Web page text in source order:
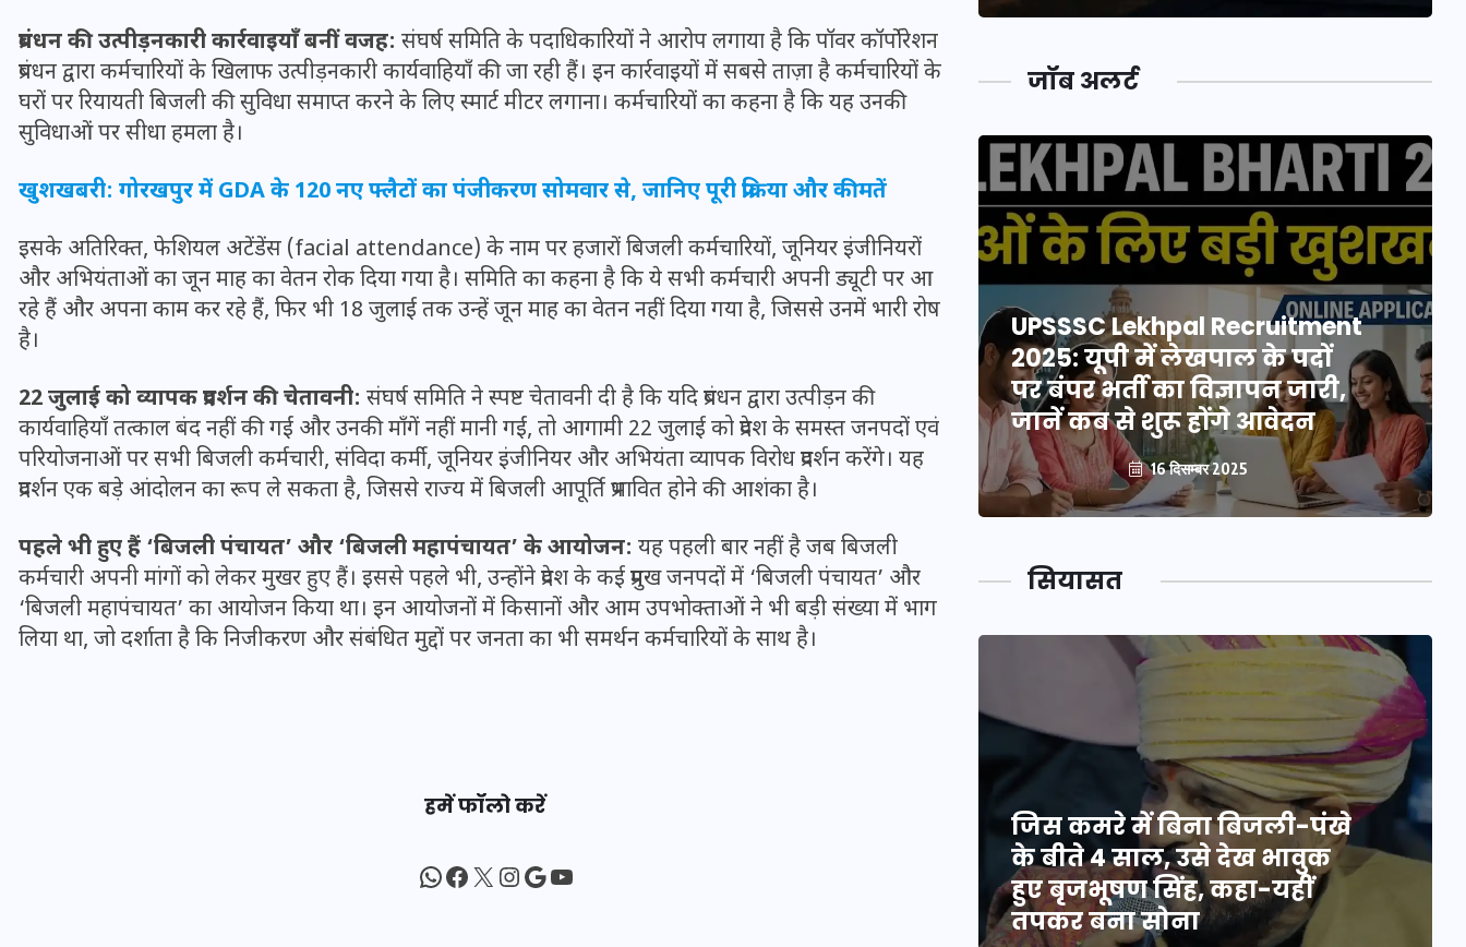
प्रबंधन की उत्पीड़नकारी कार्रवाइयाँ बनीं वजह: संघर्ष समिति के पदाधिकारियों ने आरोप लगाया है कि पॉवर कॉर्पोरेशन
प्रबंधन द्वारा कर्मचारियों के खिलाफ उत्पीड़नकारी कार्यवाहियाँ की जा रही हैं। इन कार्रवाइयों में सबसे ताज़ा है कर्मचारियों के
घरों पर रियायती बिजली की सुविधा समाप्त करने के लिए स्मार्ट मीटर लगाना। कर्मचारियों का कहना है कि यह उनकी
सुविधाओं पर सीधा हमला है।
खुशखबरी: गोरखपुर में GDA के 120 नए फ्लैटों का पंजीकरण सोमवार से, जानिए पूरी प्रक्रिया और कीमतें
इसके अतिरिक्त, फेशियल अटेंडेंस (facial attendance) के नाम पर हजारों बिजली कर्मचारियों, जूनियर इंजीनियरों
और अभियंताओं का जून माह का वेतन रोक दिया गया है। समिति का कहना है कि ये सभी कर्मचारी अपनी ड्यूटी पर आ
रहे हैं और अपना काम कर रहे हैं, फिर भी 18 जुलाई तक उन्हें जून माह का वेतन नहीं दिया गया है, जिससे उनमें भारी रोष
है।
22 जुलाई को व्यापक प्रदर्शन की चेतावनी: संघर्ष समिति ने स्पष्ट चेतावनी दी है कि यदि प्रबंधन द्वारा उत्पीड़न की
कार्यवाहियाँ तत्काल बंद नहीं की गईं और उनकी माँगें नहीं मानी गईं, तो आगामी 22 जुलाई को प्रदेश के समस्त जनपदों एवं
परियोजनाओं पर सभी बिजली कर्मचारी, संविदा कर्मी, जूनियर इंजीनियर और अभियंता व्यापक विरोध प्रदर्शन करेंगे। यह
प्रदर्शन एक बड़े आंदोलन का रूप ले सकता है, जिससे राज्य में बिजली आपूर्ति प्रभावित होने की आशंका है।
पहले भी हुए हैं ‘बिजली पंचायत’ और ‘बिजली महापंचायत’ के आयोजन: यह पहली बार नहीं है जब बिजली
कर्मचारी अपनी मांगों को लेकर मुखर हुए हैं। इससे पहले भी, उन्होंने प्रदेश के कई प्रमुख जनपदों में ‘बिजली पंचायत’ और
‘बिजली महापंचायत’ का आयोजन किया था। इन आयोजनों में किसानों और आम उपभोक्ताओं ने भी बड़ी संख्या में भाग
लिया था, जो दर्शाता है कि निजीकरण और संबंधित मुद्दों पर जनता का भी समर्थन कर्मचारियों के साथ है।
हमें फॉलो करें
WhatsApp
Facebook
X Instagram
Google
YouTube
जॉब अलर्ट
UPSSSC Lekhpal Recruitment
पर बंपर भर्ती का विज्ञापन जारी,
जानें कब से शुरू होंगे आवेदन
16 दिसम्बर 2025
UPSSSC Lekhpal Recruitment
पर बंपर भर्ती का विज्ञापन जारी,
जानें कब से शुरू होंगे आवेदन
16 दिसम्बर 2025
UPSSSC Lekhpal Recruitment
2025: यूपी में लेखपाल के पदों
पर बंपर भर्ती का विज्ञापन जारी,
जानें कब से शुरू होंगे आवेदन
16 दिसम्बर 2025
सियासत
जिस कमरे में बिना बिजली-पंखे
हुए बृजभूषण सिंह, कहा-यहीं
जिस कमरे में बिना बिजली-पंखे
के बीते 4 साल, उसे देख भावुक
हुए बृजभूषण सिंह, कहा-यहीं
तपकर बना सोना